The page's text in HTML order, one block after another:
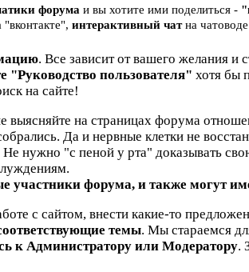
форума и вы хотите ими поделиться -
интерактивный чатна
. Все зависит от вашего желания и
"Руководство пользователя" хотя бы
на сайте!
выясняйте на страницах форума
Да и нервные клетки не
нужно "с пеной у рта" доказывать
участники форума, и также могут
с сайтом, внести какие-то
темы. Мы стараемся
к Администратору или Модератору.